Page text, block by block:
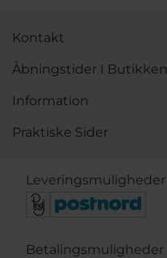
Kontakt
Åbningstider I Butikken
Information
Praktiske Sider
Leveringsmuligheder
Betalingsmuligheder